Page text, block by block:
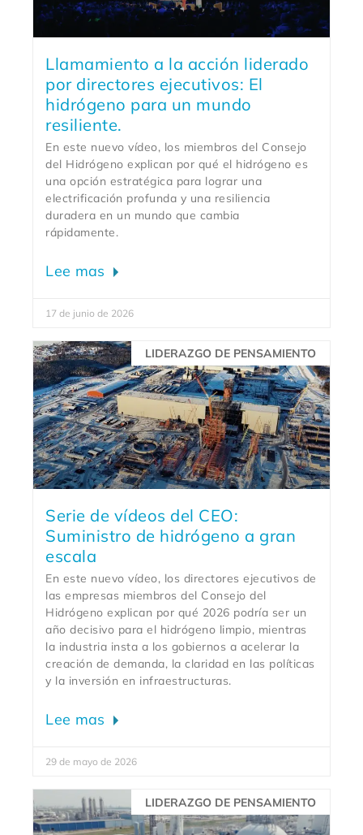
Llamamiento a la acción liderado
por directores ejecutivos: El
hidrógeno para un mundo
resiliente.
En este nuevo vídeo, los miembros del Consejo
del Hidrógeno explican por qué el hidrógeno es
una opción estratégica para lograr una
electrificación profunda y una resiliencia
duradera en un mundo que cambia
rápidamente.
Lee mas
17 de junio de 2026
LIDERAZGO DE PENSAMIENTO
Serie de vídeos del CEO:
Suministro de hidrógeno a gran
escala
En este nuevo vídeo, los directores ejecutivos de
las empresas miembros del Consejo del
Hidrógeno explican por qué 2026 podría ser un
año decisivo para el hidrógeno limpio, mientras
la industria insta a los gobiernos a acelerar la
creación de demanda, la claridad en las políticas
y la inversión en infraestructuras.
Lee mas
29 de mayo de 2026
LIDERAZGO DE PENSAMIENTO